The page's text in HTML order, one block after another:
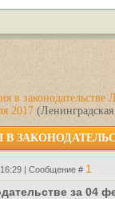
в законодательстве
2017 (Ленинградская
| Сообщение # 1
за 04